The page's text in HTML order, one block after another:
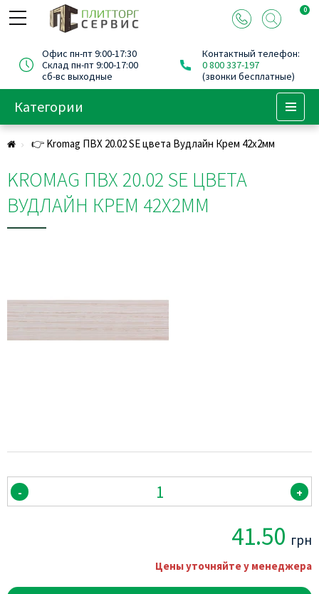
0
Офис пн-пт 9:00-17:30
Склад пн-пт 9:00-17:00
сб-вс выходные
Контактный телефон:
0 800 337-197
(звонки бесплатные)
Категории
👉 Kromag ПВХ 20.02 SЕ цвета Вудлайн Крем 42х2мм
KROMAG ПВХ 20.02 SЕ ЦВЕТА
ВУДЛАЙН КРЕМ 42Х2ММ
- +
41.50 грн
Цены уточняйте у менеджера